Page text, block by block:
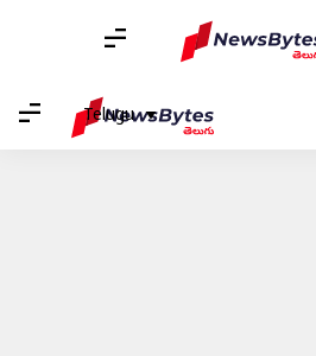
Telugu
వార్తలు ఆటోమొబైల్స్ వార్తలు /